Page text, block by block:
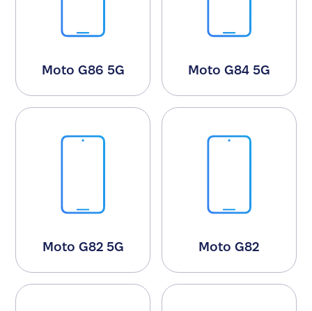
Moto G86 5G Moto G84 5G
Moto G82 5G Moto G82